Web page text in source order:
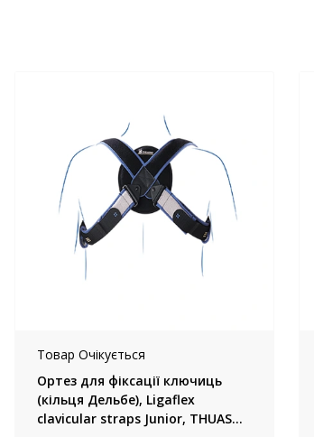
Товар Очікується
Ортез для фіксації ключиць
(кільця Дельбе), Ligaflex
clavicular straps Junior, THUASNE